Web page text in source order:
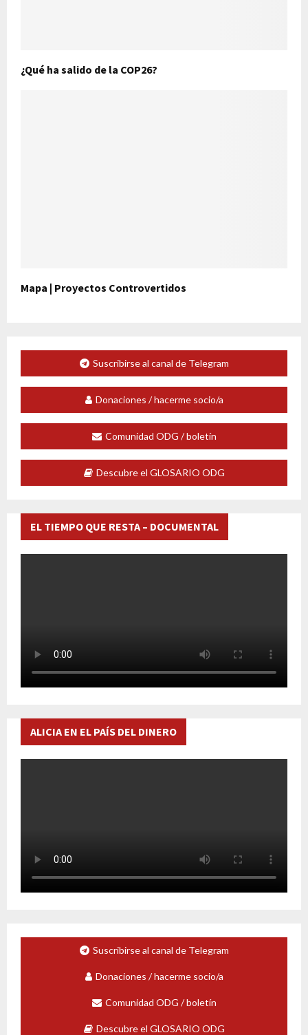
¿Qué ha salido de la COP26?
Mapa | Proyectos Controvertidos
Suscribirse al canal de Telegram
Donaciones / hacerme socio/a
Comunidad ODG / boletín
Descubre el GLOSARIO ODG
EL TIEMPO QUE RESTA – DOCUMENTAL
ALICIA EN EL PAÍS DEL DINERO
Suscribirse al canal de Telegram
Donaciones / hacerme socio/a
Comunidad ODG / boletín
Descubre el GLOSARIO ODG